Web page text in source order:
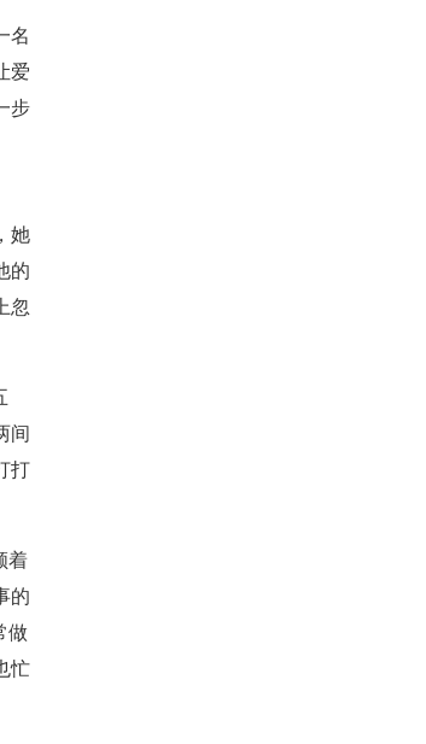
名
爱
步
她
的
忽
间
打
着
的
做
忙